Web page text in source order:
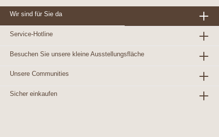
Wir sind für Sie da
Service-Hotline
Besuchen Sie unsere kleine Ausstellungsfläche
Unsere Communities
Sicher einkaufen